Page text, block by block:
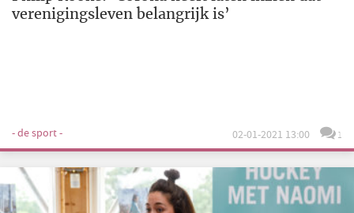
verenigingsleven belangrijk is’
- de sport - 02-01-2021 13:00 1